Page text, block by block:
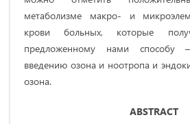
метаболизме макро- и
крови больных, которые
предложенному нами способу
введению озона и ноотропа и
озона.
ABSTRACT